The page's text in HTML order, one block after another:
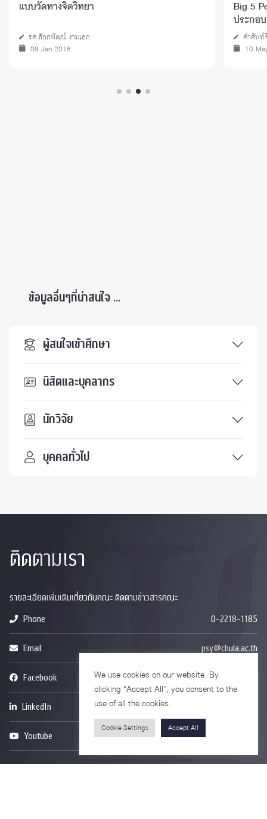
แบบวัดทางจิตวิทยา
รศ.สักกพัฒน์ งามเอก
09 Jan 2018
Big 5
ประกอบ
คำศัพท์
10
ข้อมูลอื่นๆที่น่าสนใจ ...
ผู้สนใจเข้าศึกษา
นิสิตและบุคลากร
นักวิจัย
บุคคลทั่วไป
ติดตามเรา
รายละเอียดเพิ่มเติมเกี่ยวกับคณะ ติดตามข่าวสารคณะ
Phone
0-2218-1185
Email psy@chula.ac.th
Facebook Psychology CU
LinkedIn
Youtube Psy Talk by Faculty of Psychology Chula
We use cookies on our website. By
clicking “Accept All”, you consent to the
use of all the cookies.
Cookie Settings Accept All